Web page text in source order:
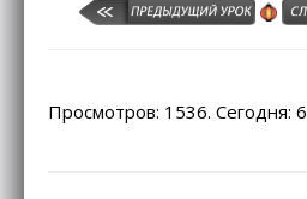
Просмотров: 1536. Сегодня: 6